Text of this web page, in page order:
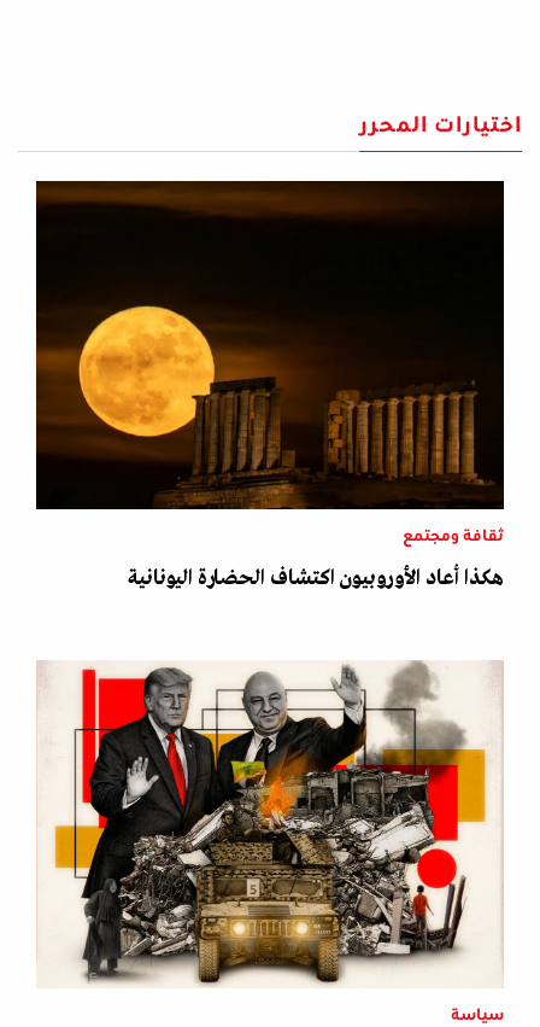
اختيارات المحرر
ثقافة ومجتمع
هكذا أعاد الأوروبيون اكتشاف الحضارة اليونانية
سياسة